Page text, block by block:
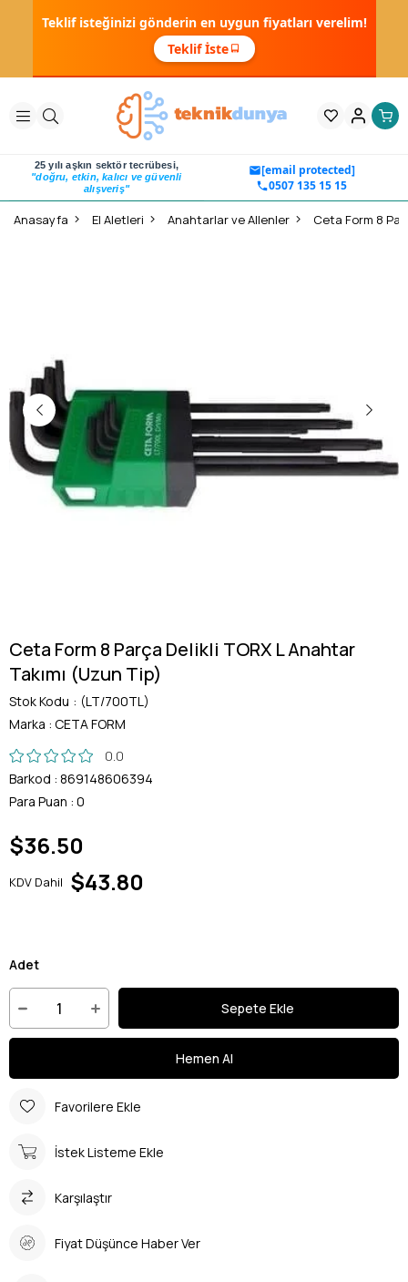
Teklif isteğinizi gönderin en uygun fiyatları verelim!
Teklif İste
25 yılı aşkın sektör tecrübesi,
"doğru, etkin, kalıcı ve güvenli
alışveriş"
[email protected]
0507 135 15 15
Anasayfa El Aletleri Anahtarlar ve Allenler
Ceta Form 8 Parça Delikli TORX L Anahtar
Takımı (Uzun Tip)
Stok Kodu
(LT/700TL)
Marka : CETA FORM
0.0
Barkod : 869148606394
Para Puan : 0
$36.50
KDV Dahil $43.80
Adet
Favorilere Ekle
İstek Listeme Ekle
Karşılaştır
Fiyat Düşünce Haber Ver